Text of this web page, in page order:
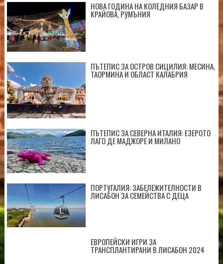
НОВА ГОДИНА НА КОЛЕДНИЯ БАЗАР В
КРАЙОВА, РУМЪНИЯ
ПЪТЕПИС ЗА ОСТРОВ СИЦИЛИЯ: МЕСИНА,
ТАОРМИНА И ОБЛАСТ КАЛАБРИЯ
ПЪТЕПИС ЗА СЕВЕРНА ИТАЛИЯ: ЕЗЕРОТО
ЛАГО ДЕ МАДЖОРЕ И МИЛАНО
ПОРТУГАЛИЯ: ЗАБЕЛЕЖИТЕЛНОСТИ В
ЛИСАБОН ЗА СЕМЕЙСТВА С ДЕЦА
ЕВРОПЕЙСКИ ИГРИ ЗА
ТРАНСПЛАНТИРАНИ В ЛИСАБОН 2024